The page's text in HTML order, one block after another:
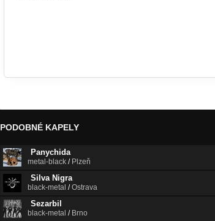
PODOBNÉ KAPELY
Panychida
metal-black / Plzeň
Silva Nigra
black-metal /Ostrava
Sezarbil
black-metal / Brno